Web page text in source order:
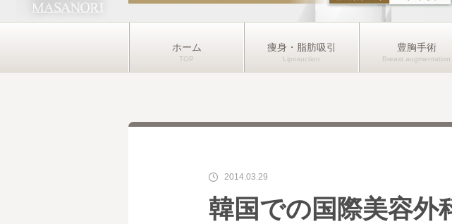
ホーム 痩身・脂肪吸引 豊胸手術
2014.03.29
韓国での国際美容外